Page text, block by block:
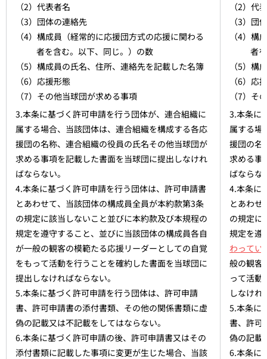
（2）代表者名
（3）団体の連絡先
（4）構成員（経常的に応援団方式の応援に関わる
者を含む。以下、同じ。）の数
（5）構成員の氏名、住所、連絡先を記載した名簿
（6）応援形態
（7）その他当球団が求める事項
3.本条に基づく許可申請を行う団体が、連合組織に
属する場合、当該団体は、連合組織を構成する各応
援団の名称、連合組織の役員の氏名その他当球団が
求める事項を記載した書面を当球団に提出しなけれ
ばならない。
4.本条に基づく許可申請を行う団体は、許可申請書
とあわせて、当該団体の構成員全員が本約款第3条
の規定に該当しないこと並びに本約款及び本規程の
規定を遵守すること、並びに当該団体の構成員各自
が一般の観客の模範たる応援リーダーとしての自覚
をもって活動を行うことを確約した書面を当球団に
提出しなければならない。
5.本条に基づく許可申請を行う団体は、許可申請
書、許可申請書の添付書類、その他の関係書類に虚
偽の記載又は不記載をしてはならない。
6.本条に基づく許可申請の後、許可申請書又はその
添付書類に記載した事項に変更が生じた場合、当該
（2）代
（3）団
（4）構
者
（5）構
（6）応
（7）そ
3.本条に
属する場
援団の名
求める事
ばならな
4.本条に
とあわせ
の規定に
規定を遵
わってい
般の観客
って活動
しなけれ
5.本条に
書、許可
偽の記載
6.本条に